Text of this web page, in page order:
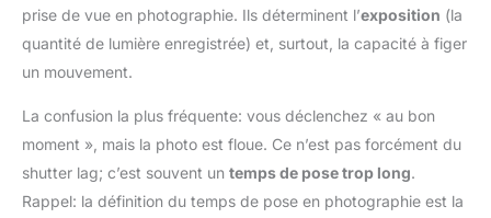
prise de vue en photographie. Ils déterminent l’exposition (la
quantité de lumière enregistrée) et, surtout, la capacité à figer
un mouvement.
La confusion la plus fréquente: vous déclenchez « au bon
moment », mais la photo est floue. Ce n’est pas forcément du
shutter lag; c’est souvent un temps de pose trop long.
Rappel: la définition du temps de pose en photographie est la